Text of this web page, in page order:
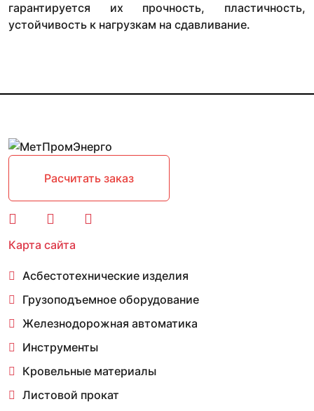
гарантируется их прочность, пластичность,
устойчивость к нагрузкам на сдавливание.
Расчитать заказ
Карта сайта
Асбестотехнические изделия
Грузоподъемное оборудование
Железнодорожная автоматика
Инструменты
Кровельные материалы
Листовой прокат